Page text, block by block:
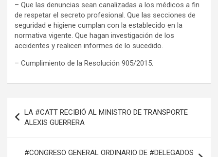
– Que las denuncias sean canalizadas a los médicos a fin
de respetar el secreto profesional. Que las secciones de
seguridad e higiene cumplan con la establecido en la
normativa vigente. Que hagan investigación de los
accidentes y realicen informes de lo sucedido.
– Cumplimiento de la Resolución 905/2015.
de
entradas
LA #CATT RECIBIÓ AL MINISTRO DE TRANSPORTE
ALEXIS GUERRERA
#CONGRESO GENERAL ORDINARIO DE #DELEGADOS